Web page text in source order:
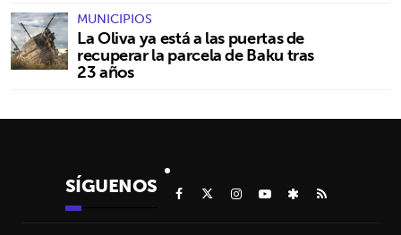
MUNICIPIOS
La Oliva ya está a las puertas de
recuperar la parcela de Baku tras
23 años
SÍGUENOS